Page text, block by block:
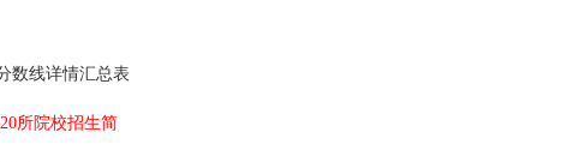
数线详情汇总表
所院校招生简